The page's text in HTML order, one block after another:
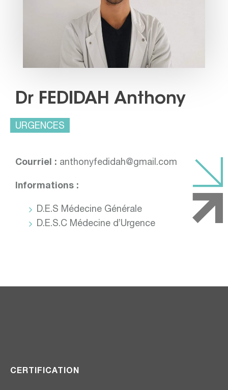
Dr FEDIDAH Anthony
URGENCES
Courriel : anthonyfedidah@gmail.com
Informations :
D.E.S Médecine Générale
D.E.S.C Médecine d’Urgence
CERTIFICATION